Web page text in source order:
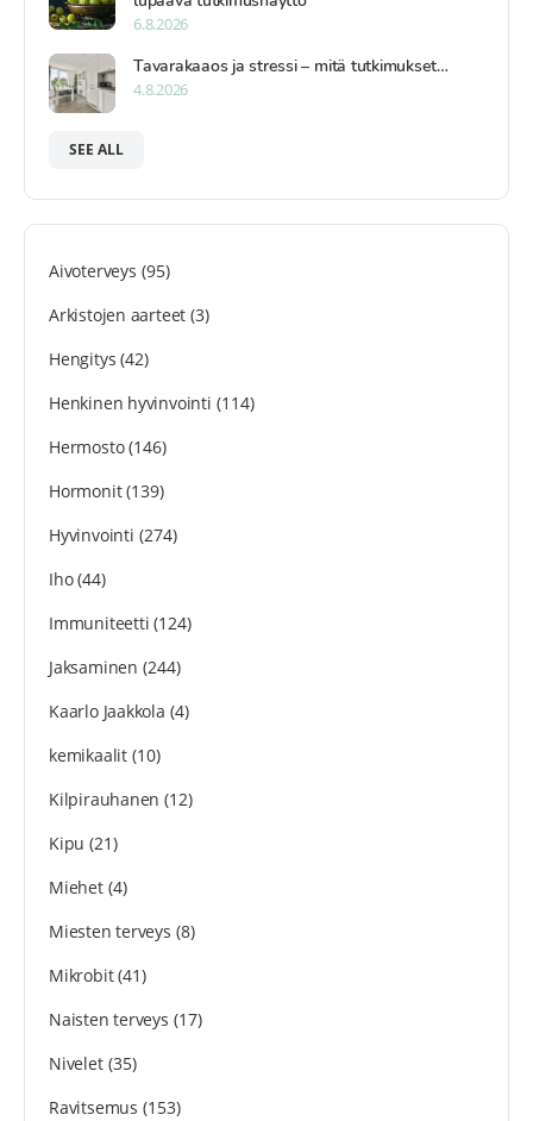
6.8.2026
Tavarakaaos ja stressi – mitä tutkimukset…
4.8.2026
SEE ALL
Aivoterveys (95)
Arkistojen aarteet (3)
Hengitys (42)
Henkinen hyvinvointi (114)
Hermosto(146)
Hormonit(139)
Hyvinvointi (274)
Iho(44)
Immuniteetti (124)
Jaksaminen (244)
Kaarlo Jaakkola (4)
kemikaalit(10)
Kilpirauhanen (12)
Kipu (21)
Miehet(4)
Miesten terveys (8)
Mikrobit(41)
Naisten terveys (17)
Nivelet(35)
Ravitsemus (153)